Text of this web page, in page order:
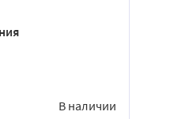
В наличии